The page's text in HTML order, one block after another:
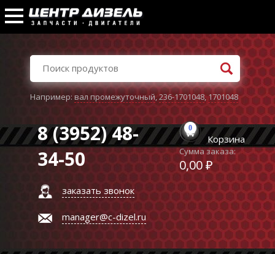
Например:вал промежуточный,236-1701048,1701048
8 (3952) 48-
34-50
заказать звонок
manager@c-dizel.ru
0
Корзина
Сумма заказа:
0,00 ₽